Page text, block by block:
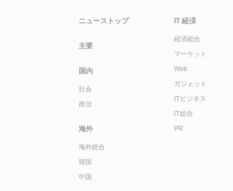
ニューストップ
主要
国内
社会
政治
海外
海外総合
韓国
中国
IT 経済
経済総合
マーケット
Web
ガジェット
ITビジネス
IT総合
PR